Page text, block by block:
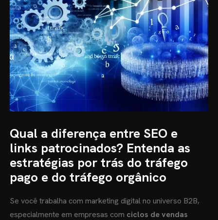
Qual a diferença entre SEO e
links patrocinados? Entenda as
estratégias por trás do tráfego
pago e do tráfego orgânico
Se você trabalha com marketing digital no universo B2B,
especialmente em empresas com ciclos de vendas